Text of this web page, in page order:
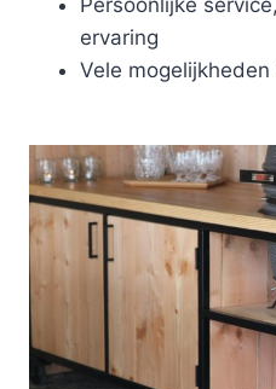
Persoonlijke
ervaring
Vele